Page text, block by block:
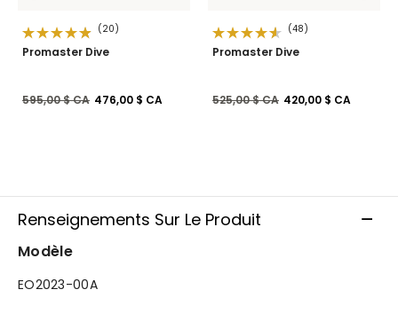
(20)
Promaster Dive
Prix réduit de
595,00 $ CAà476,00 $ CA
(48)
Promaster Dive
Prix réduit de
525,00 $ CAà420,00 $ CA
Renseignements Sur Le Produit
Modèle
EO2023-00A